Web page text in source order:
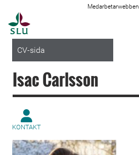
Medarbetarwebben
CV-sida
Isac Carlsson
KONTAKT